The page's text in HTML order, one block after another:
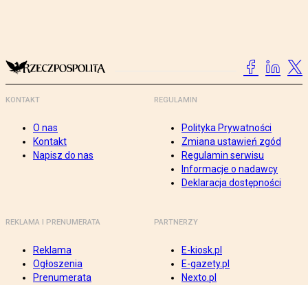
KONTAKT
O nas
Kontakt
Napisz do nas
REGULAMIN
Polityka Prywatności
Zmiana ustawień zgód
Regulamin serwisu
Informacje o nadawcy
Deklaracja dostępności
REKLAMA I PRENUMERATA
Reklama
Ogłoszenia
Prenumerata
PARTNERZY
E-kiosk.pl
E-gazety.pl
Nexto.pl